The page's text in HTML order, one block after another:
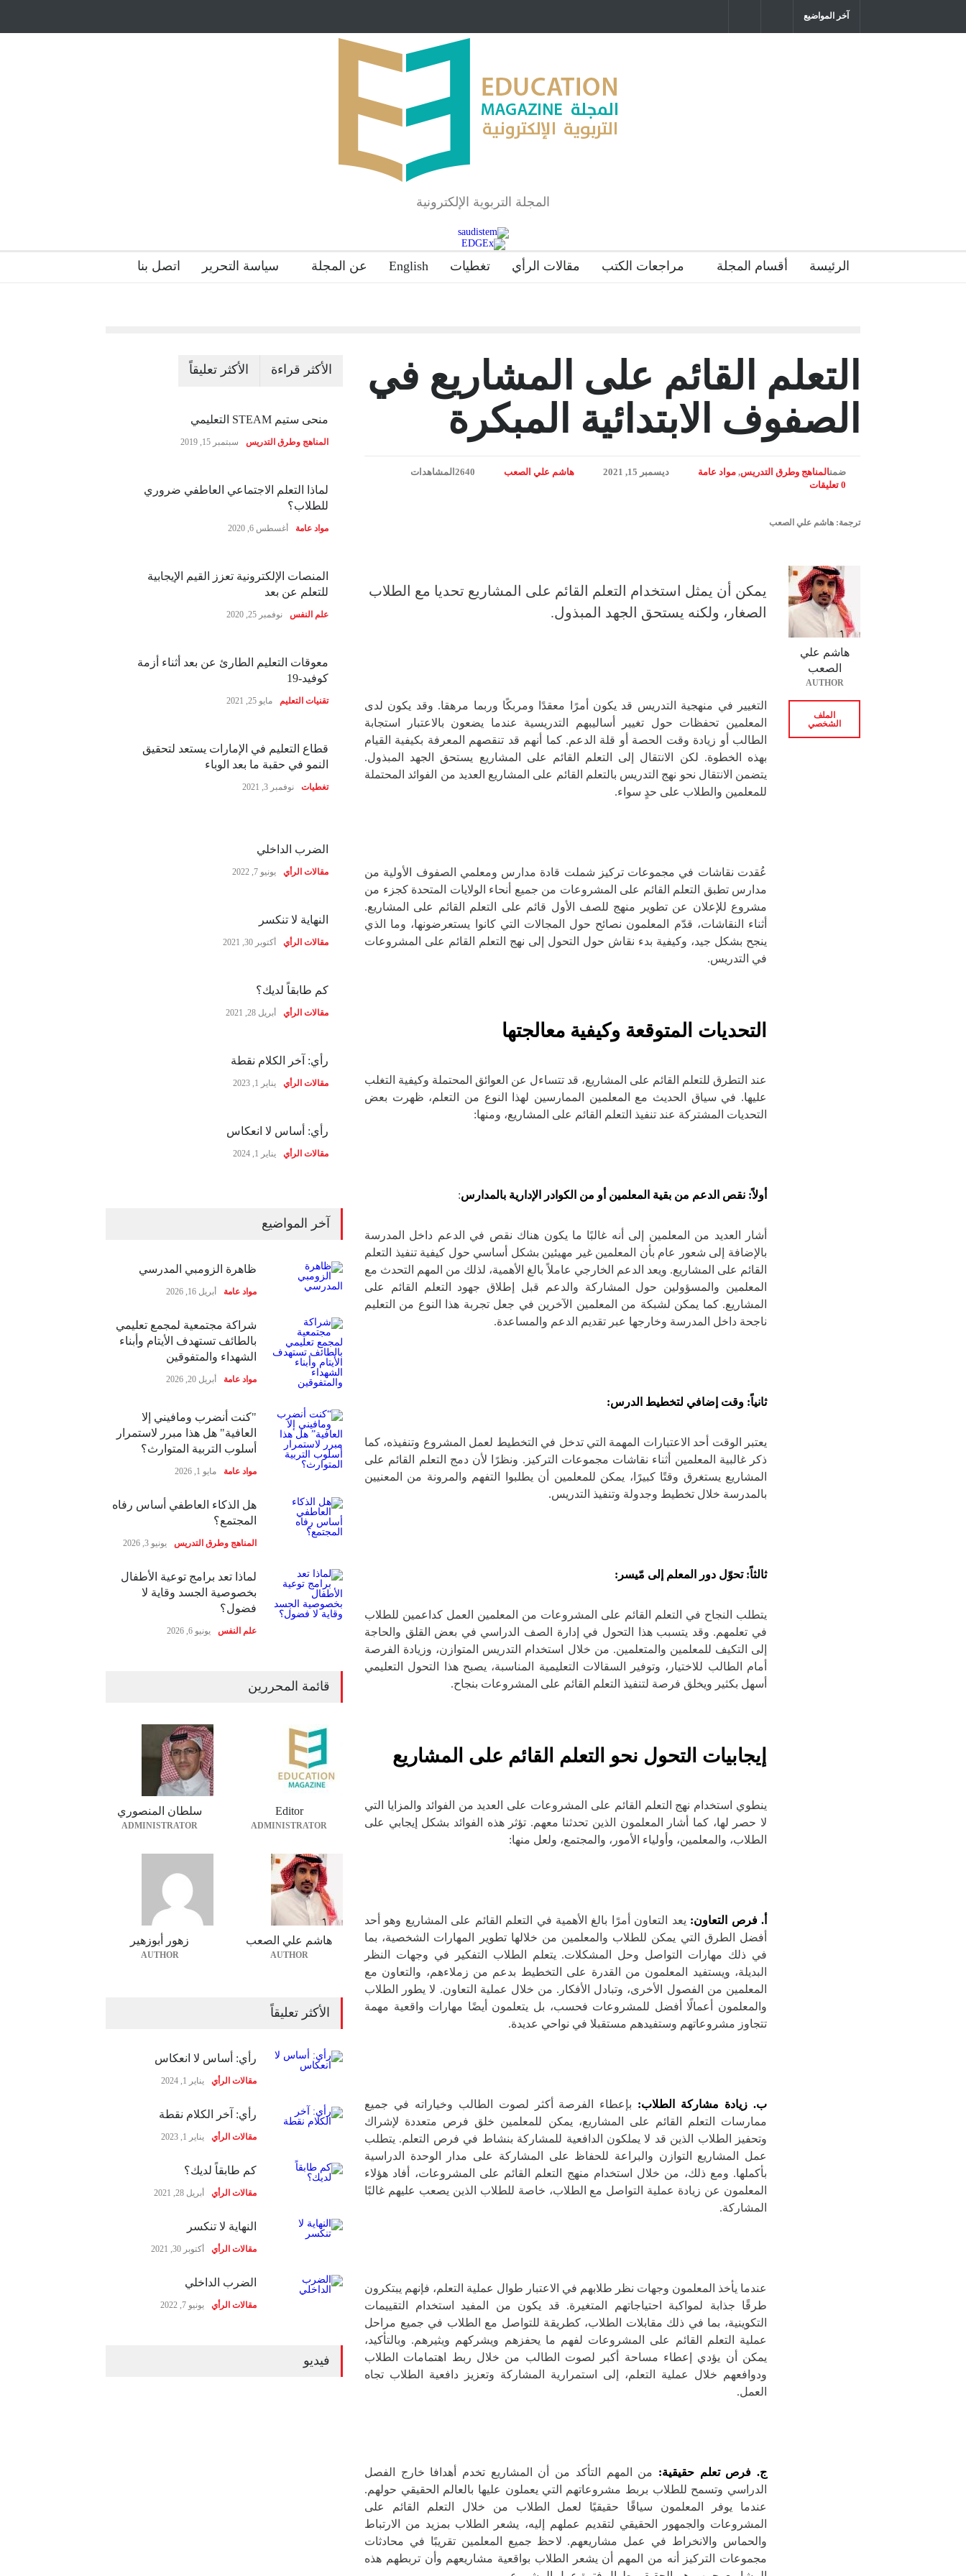
آخر المواضيع
شراكة مجتمعية لمجمع تعليمي بالطائف تستهدف الأيتام وأبناء الشهداء
لماذا تعد برامج توعية الأطفال بخصوصية الجسد وقاية لا فضول؟
المجلة التربوية الإلكترونية
الرئيسة أقسام المجلة مراجعات الكتب مقالات الرأي تغطيات English عن المجلة سياسة التحرير اتصل بنا
التعلم القائم على المشاريع في
الصفوف الابتدائية المبكرة
ضمنالمناهج وطرق التدريس, مواد عامة ديسمبر 15, 2021 هاشم علي الصعب
2640المشاهدات
0 تعليقات
ترجمة: هاشم علي الصعب
يمكن أن يمثل استخدام التعلم القائم على المشاريع تحديا مع الطلاب
الصغار، ولكنه يستحق الجهد المبذول.
التغيير في منهجية التدريس قد يكون أمرًا معقدًا ومربكًا وربما مرهقا. وقد يكون لدى
المعلمين تحفظات حول تغيير أساليبهم التدريسية عندما يضعون بالاعتبار استجابة
الطالب أو زيادة وقت الحصة أو قلة الدعم. كما أنهم قد تنقصهم المعرفة بكيفية القيام
بهذه الخطوة. لكن الانتقال إلى التعلم القائم على المشاريع يستحق الجهد المبذول.
يتضمن الانتقال نحو نهج التدريس بالتعلم القائم على المشاريع العديد من الفوائد المحتملة
للمعلمين والطلاب على حدٍ سواء.
عُقدت نقاشات في مجموعات تركيز شملت قادة مدارس ومعلمي الصفوف الأولية من
مدارس تطبق التعلم القائم على المشروعات من جميع أنحاء الولايات المتحدة كجزء من
مشروع للإعلان عن تطوير منهج للصف الأول قائم على التعلم القائم على المشاريع.
أثناء النقاشات، قدّم المعلمون نصائح حول المجالات التي كانوا يستعرضونها، وما الذي
ينجح بشكل جيد، وكيفية بدء نقاش حول التحول إلى نهج التعلم القائم على المشروعات
في التدريس.
التحديات المتوقعة وكيفية معالجتها
عند التطرق للتعلم القائم على المشاريع، قد تتساءل عن العوائق المحتملة وكيفية التغلب
عليها. في سياق الحديث مع المعلمين الممارسين لهذا النوع من التعلم، ظهرت بعض
التحديات المشتركة عند تنفيذ التعلم القائم على المشاريع، ومنها:
أولاً: نقص الدعم من بقية المعلمين أو من الكوادر الإدارية بالمدارس:
أشار العديد من المعلمين إلى أنه غالبًا ما يكون هناك نقص في الدعم داخل المدرسة
بالإضافة إلى شعور عام بأن المعلمين غير مهيئين بشكل أساسي حول كيفية تنفيذ التعلم
القائم على المشاريع. ويعد الدعم الخارجي عاملاً بالغ الأهمية، لذلك من المهم التحدث مع
المعلمين والمسؤولين حول المشاركة والدعم قبل إطلاق جهود التعلم القائم على
المشاريع. كما يمكن لشبكة من المعلمين الآخرين في جعل تجربة هذا النوع من التعليم
ناجحة داخل المدرسة وخارجها عبر تقديم الدعم والمساعدة.
ثانياً: وقت إضافي لتخطيط الدرس:
يعتبر الوقت أحد الاعتبارات المهمة التي تدخل في التخطيط لعمل المشروع وتنفيذه، كما
ذكر غالبية المعلمين أثناء نقاشات مجموعات التركيز. ونظرًا لأن دمج التعلم القائم على
المشاريع يستغرق وقتًا كبيرًا، يمكن للمعلمين أن يطلبوا التفهم والمرونة من المعنيين
بالمدرسة خلال تخطيط وجدولة وتنفيذ التدريس.
ثالثاً: تحوّل دور المعلم إلى مّيسر:
يتطلب النجاح في التعلم القائم على المشروعات من المعلمين العمل كداعمين للطلاب
في تعلمهم. وقد يتسبب هذا التحول في إدارة الصف الدراسي في بعض القلق والحاجة
إلى التكيف للمعلمين والمتعلمين. من خلال استخدام التدريس المتوازن، وزيادة الفرصة
أمام الطالب للاختيار، وتوفير السقالات التعليمية المناسبة، يصبح هذا التحول التعليمي
أسهل بكثير ويخلق فرصة لتنفيذ التعلم القائم على المشروعات بنجاح.
إيجابيات التحول نحو التعلم القائم على المشاريع
ينطوي استخدام نهج التعلم القائم على المشروعات على العديد من الفوائد والمزايا التي
لا حصر لها، كما أشار المعلمون الذين تحدثنا معهم. تؤثر هذه الفوائد بشكل إيجابي على
الطلاب، والمعلمين، وأولياء الأمور، والمجتمع، ولعل منها:
أ. فرص التعاون: يعد التعاون أمرًا بالغ الأهمية في التعلم القائم على المشاريع وهو أحد
أفضل الطرق التي يمكن للطلاب والمعلمين من خلالها تطوير المهارات الشخصية، بما
في ذلك مهارات التواصل وحل المشكلات. يتعلم الطلاب التفكير في وجهات النظر
البديلة، ويستفيد المعلمون من القدرة على التخطيط بدعم من زملاءهم، والتعاون مع
المعلمين من الفصول الأخرى، وتبادل الأفكار. من خلال عملية التعاون. لا يطور الطلاب
والمعلمون أعمالًا أفضل للمشروعات فحسب، بل يتعلمون أيضًا مهارات واقعية مهمة
تتجاوز مشروعاتهم وستفيدهم مستقبلا في نواحي عديدة.
ب. زيادة مشاركة الطلاب: بإعطاء الفرصة أكثر لصوت الطالب وخياراته في جميع
ممارسات التعلم القائم على المشاريع، يمكن للمعلمين خلق فرص متعددة لإشراك
وتحفيز الطلاب الذين قد لا يملكون الدافعية للمشاركة بنشاط في فرص التعلم. يتطلب
عمل المشاريع التوازن والبراعة للحفاظ على المشاركة على مدار الوحدة الدراسية
بأكملها. ومع ذلك، من خلال استخدام منهج التعلم القائم على المشروعات، أفاد هؤلاء
المعلمون عن زيادة عملية التواصل مع الطلاب، خاصة للطلاب الذين يصعب عليهم غالبًا
المشاركة.
عندما يأخذ المعلمون وجهات نظر طلابهم في الاعتبار طوال عملية التعلم، فإنهم يبتكرون
طرقًا جذابة لمواكبة احتياجاتهم المتغيرة. قد يكون من المفيد استخدام التقييمات
التكوينية، بما في ذلك مقابلات الطلاب، كطريقة للتواصل مع الطلاب في جميع مراحل
عملية التعلم القائم على المشروعات لفهم ما يحفزهم ويشركهم ويثيرهم. وبالتأكيد،
يمكن أن يؤدي إعطاء مساحة أكبر لصوت الطالب من خلال ربط اهتمامات الطلاب
ودوافعهم خلال عملية التعلم، إلى استمرارية المشاركة وتعزيز دافعية الطلاب تجاه
العمل.
ج. فرص تعلم حقيقية: من المهم التأكد من أن المشاريع تخدم أهدافا خارج الفصل
الدراسي وتسمح للطلاب بربط مشروعاتهم التي يعملون عليها بالعالم الحقيقي حولهم.
عندما يوفر المعلمون سياقًا حقيقيًا لعمل الطلاب من خلال التعلم القائم على
المشروعات والجمهور الحقيقي لتقديم عملهم إليه، يشعر الطلاب بمزيد من الارتباط
والحماس والانخراط في عمل مشاريعهم. لاحظ جميع المعلمين تقريبًا في محادثات
مجموعات التركيز أنه من المهم أن يشعر الطلاب بواقعية مشاريعهم وأن تربطهم هذه
هاشم علي
الصعب
AUTHOR
الملف
الشخصي
الأكثر قراءة الأكثر تعليقاً
منحى ستيم STEAM التعليمي
المناهج وطرق التدريس سبتمبر 15, 2019
لماذا التعلم الاجتماعي العاطفي ضروري
للطلاب؟
مواد عامة أغسطس 6, 2020
المنصات الإلكترونية تعزز القيم الإيجابية
للتعلم عن بعد
علم النفس نوفمبر 25, 2020
معوقات التعليم الطارئ عن بعد أثناء أزمة
كوفيد-19
تقنيات التعليم مايو 25, 2021
قطاع التعليم في الإمارات يستعد لتحقيق
النمو في حقبة ما بعد الوباء
تغطيات نوفمبر 3, 2021
الضرب الداخلي
مقالات الرأي يونيو 7, 2022
النهاية لا تنكسر
مقالات الرأي أكتوبر 30, 2021
كم طابقاً لديك؟
مقالات الرأي أبريل 28, 2021
رأي: آخر الكلام نقطة
مقالات الرأي يناير 1, 2023
رأي: أساس لا انعكاس
مقالات الرأي يناير 1, 2024
آخر المواضيع
ظاهرة الزومبي المدرسي
مواد عامة أبريل 16, 2026
شراكة مجتمعية لمجمع تعليمي
بالطائف تستهدف الأيتام وأبناء
الشهداء والمتفوقين
مواد عامة أبريل 20, 2026
"كنت أنضرب ومافيني إلا
العافية" هل هذا مبرر لاستمرار
أسلوب التربية المتوارث؟
مواد عامة مايو 1, 2026
هل الذكاء العاطفي أساس رفاه
المجتمع؟
المناهج وطرق التدريس يونيو 3, 2026
لماذا تعد برامج توعية الأطفال
بخصوصية الجسد وقاية لا
فضول؟
علم النفس يونيو 6, 2026
قائمة المحررين
Editor
ADMINISTRATOR
سلطان المنصوري
ADMINISTRATOR
هاشم علي الصعب
AUTHOR
زهور أبوزهير
AUTHOR
الأكثر تعليقاً
رأي: أساس لا انعكاس
مقالات الرأي يناير 1, 2024
رأي: آخر الكلام نقطة
مقالات الرأي يناير 1, 2023
كم طابقاً لديك؟
مقالات الرأي أبريل 28, 2021
النهاية لا تنكسر
مقالات الرأي أكتوبر 30, 2021
الضرب الداخلي
مقالات الرأي يونيو 7, 2022
فيديو